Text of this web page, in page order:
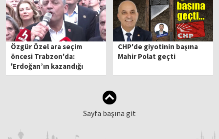
Özgür Özel ara seçim
öncesi Trabzon'da:
'Erdoğan’ın kazandığı
dönemleri arkamızda
CHP'de giyotinin başına
Mahir Polat geçti
Sayfa başına git